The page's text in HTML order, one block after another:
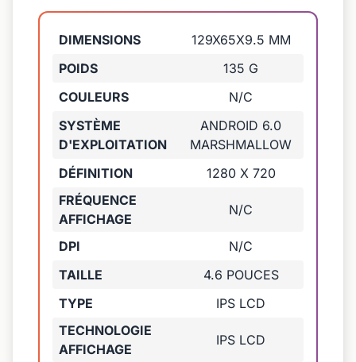
DIMENSIONS
129X65X9.5 MM
POIDS
135 G
COULEURS
N/C
SYSTÈME
D'EXPLOITATION
ANDROID 6.0
MARSHMALLOW
DÉFINITION
1280 X 720
FRÉQUENCE
AFFICHAGE
N/C
DPI
N/C
TAILLE
4.6 POUCES
TYPE
IPS LCD
TECHNOLOGIE
AFFICHAGE
IPS LCD